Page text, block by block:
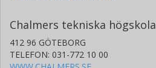
Chalmers tekniska högskola
412 96 GÖTEBORG
TELEFON: 031-772 10 00